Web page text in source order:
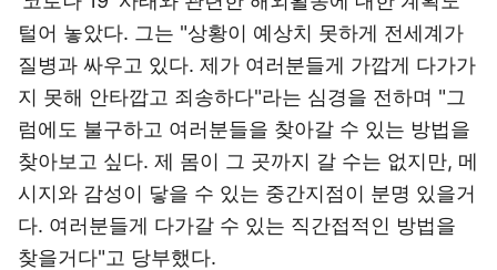
털어 놓았다. 그는 "상황이 예상치 못하게 전세계가
질병과 싸우고 있다. 제가 여러분들게 가깝게 다가가
지 못해 안타깝고 죄송하다"라는 심경을 전하며 "그
럼에도 불구하고 여러분들을 찾아갈 수 있는 방법을
찾아보고 싶다. 제 몸이 그 곳까지 갈 수는 없지만, 메
시지와 감성이 닿을 수 있는 중간지점이 분명 있을거
다. 여러분들게 다가갈 수 있는 직간접적인 방법을
찾을거다"고 당부했다.